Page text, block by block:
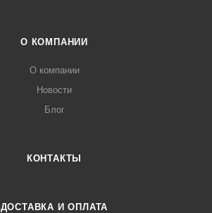
О КОМПАНИИ
О компании
Новости
Блог
КОНТАКТЫ
ДОСТАВКА И ОПЛАТА